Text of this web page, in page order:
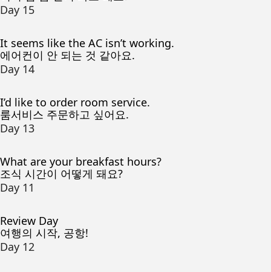
Day 15
It seems like the AC isn’t working.
에어컨이 안 되는 것 같아요.
Day 14
I’d like to order room service.
룸서비스 주문하고 싶어요.
Day 13
What are your breakfast hours?
조식 시간이 어떻게 돼요?
Day 11
Review Day
여행의 시작, 공항!
Day 12